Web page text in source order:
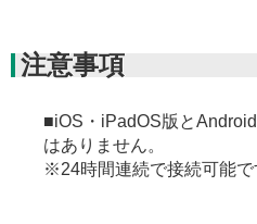
注意事項
■iOS・iPadOS版と
はありません。
※24時間連続で接続可能で